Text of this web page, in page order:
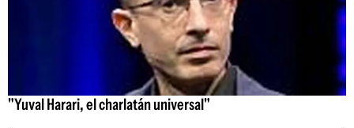
"Yuval Harari, el charlatán universal"